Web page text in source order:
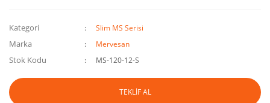
Kategori Slim MS Serisi
Marka Mervesan
Stok Kodu MS-120-12-S
TEKLİF AL